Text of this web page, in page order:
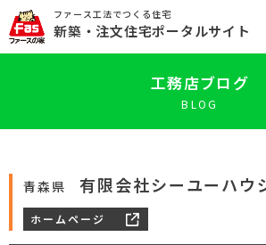
ファース工法でつくる住宅
新築 ・注文住宅ポータルサイト
工務店ブログ
BLOG
青森県 有限会社シーユーハウ
ホームページ